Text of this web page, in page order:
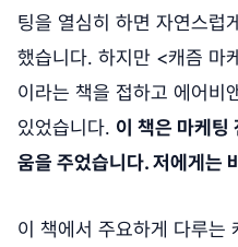
팅을 열심히 하면 자연스럽
했습니다. 하지만 <캐즘
이라는 책을 접하고 에어비
있었습니다. 이 책은 마케팅
움을 주었습니다. 저에게는
이 책에서 주요하게 다루